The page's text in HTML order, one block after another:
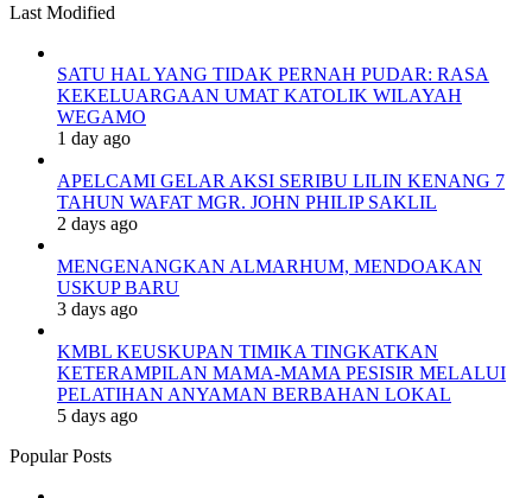
Last Modified
SATU HAL YANG TIDAK PERNAH PUDAR: RASA
KEKELUARGAAN UMAT KATOLIK WILAYAH
WEGAMO
1 day ago
APELCAMI GELAR AKSI SERIBU LILIN KENANG 7
TAHUN WAFAT MGR. JOHN PHILIP SAKLIL
2 days ago
MENGENANGKAN ALMARHUM, MENDOAKAN
USKUP BARU
3 days ago
KMBL KEUSKUPAN TIMIKA TINGKATKAN
KETERAMPILAN MAMA-MAMA PESISIR MELALUI
PELATIHAN ANYAMAN BERBAHAN LOKAL
5 days ago
Popular Posts